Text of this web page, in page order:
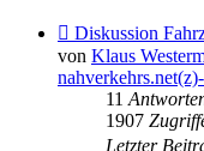
Neuer
Beitrag
Diskussion
von Klaus
11
1907
Letzter